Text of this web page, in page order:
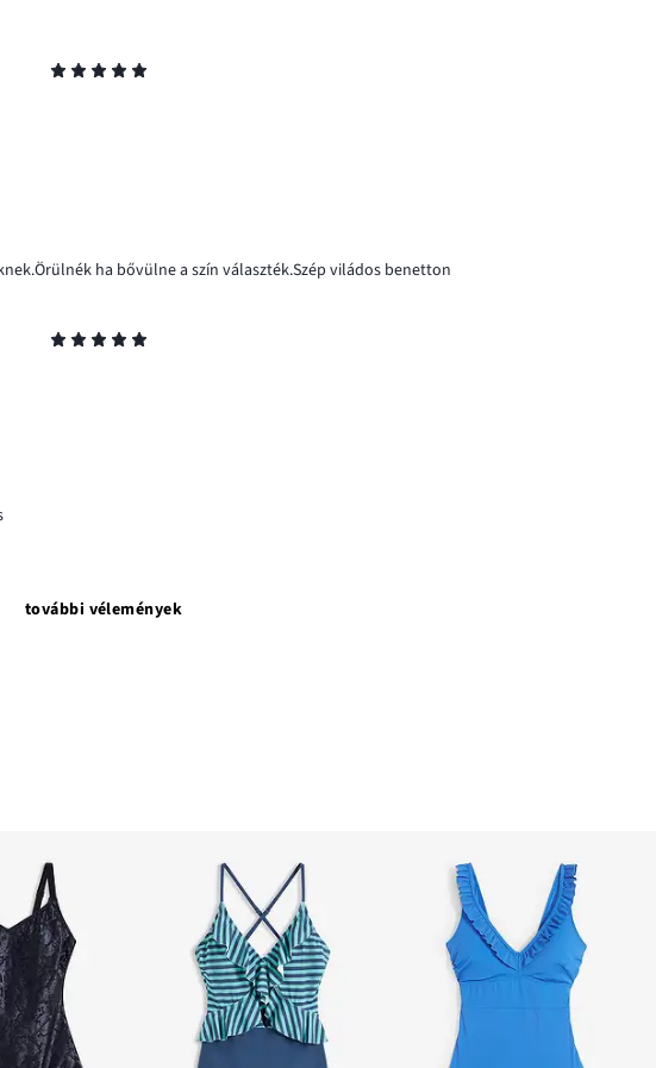
ha bővülne a szín választék.Szép viládos benetton
további vélemények